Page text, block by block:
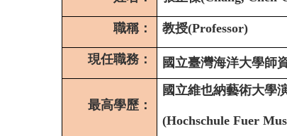
職稱： 教授(Professor)
現任職務： 國立臺灣海洋大學師
最高學歷：
國立維也納藝術大學
(Hochschule Fuer